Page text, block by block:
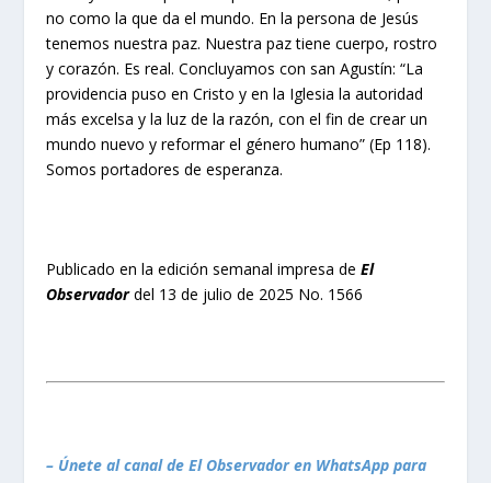
no como la que da el mundo. En la persona de Jesús
tenemos nuestra paz. Nuestra paz tiene cuerpo, rostro
y corazón. Es real. Concluyamos con san Agustín: “La
providencia puso en Cristo y en la Iglesia la autoridad
más excelsa y la luz de la razón, con el fin de crear un
mundo nuevo y reformar el género humano” (Ep 118).
Somos portadores de esperanza.
Publicado en la edición semanal impresa deEl
Observadordel 13 de julio de 2025 No. 1566
– Únete al canal de El Observador en WhatsApp para